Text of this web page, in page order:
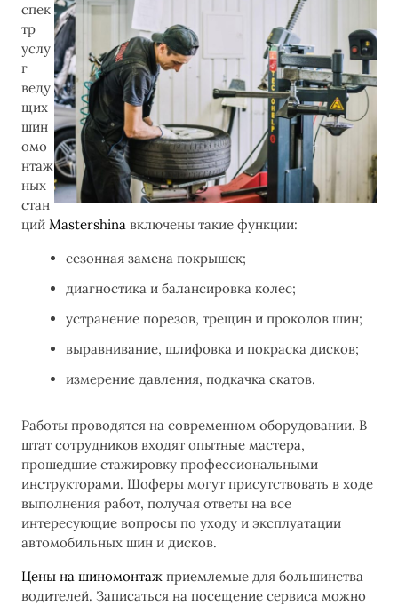
спек
тр
услу
г
веду
щих
шин
омо
нтаж
ных
стан
ций Mastershina включены такие функции:
сезонная замена покрышек;
диагностика и балансировка колес;
устранение порезов, трещин и проколов шин;
выравнивание, шлифовка и покраска дисков;
измерение давления, подкачка скатов.
Работы проводятся на современном оборудовании. В
штат сотрудников входят опытные мастера,
прошедшие стажировку профессиональными
инструкторами. Шоферы могут присутствовать в ходе
выполнения работ, получая ответы на все
интересующие вопросы по уходу и эксплуатации
автомобильных шин и дисков.
Цены на шиномонтаж приемлемые для большинства
водителей. Записаться на посещение сервиса можно